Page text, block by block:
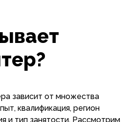
зависит от множества
квалификация, регион
и тип занятости. Рассмотрим